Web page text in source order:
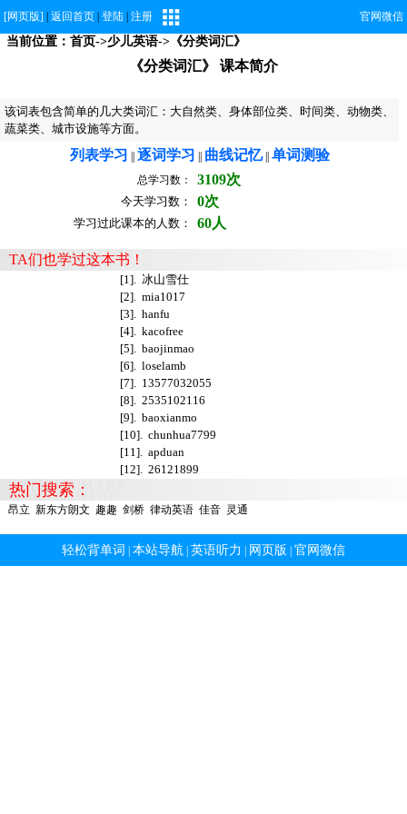
[网页版] 返回首页 登陆 注册 官网微信
当前位置： 首页->少儿英语->《分类词汇》
《分类词汇》 课本简介
该词表包含简单的几大类词汇：大自然类、身体部位类、时间类、动物类、
蔬菜类、城市设施等方面。
列表学习 逐词学习 曲线记忆|| 单词测验
总学习数： 3109次
今天学习数： 0次
学习过此课本的人数： 60人
TA们也学过这本书！
[1]. 冰山雪仕
[2]. mia1017
[3]. hanfu
[4]. kacofree
[5]. baojinmao
[6]. loselamb
[7]. 13577032055
[8]. 2535102116
[9]. baoxianmo
[10]. chunhua7799
[11]. apduan
[12]. 26121899
热门搜索：
昂立 新东方朗文 趣趣 剑桥 律动英语 佳音 灵通
轻松背单词 本站导航 英语听力 网页版 官网微信